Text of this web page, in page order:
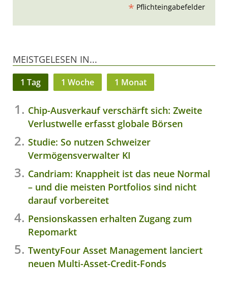
* Pflichteingabefelder
MEISTGELESEN IN...
1 Tag 1 Woche 1 Monat
Chip-Ausverkauf verschärft sich: Zweite
Verlustwelle erfasst globale Börsen
Studie: So nutzen Schweizer
Vermögensverwalter KI
Candriam: Knappheit ist das neue Normal
– und die meisten Portfolios sind nicht
darauf vorbereitet
Pensionskassen erhalten Zugang zum
Repomarkt
TwentyFour Asset Management lanciert
neuen Multi-Asset-Credit-Fonds